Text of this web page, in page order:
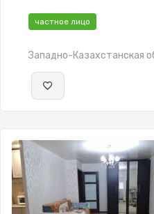
частное лицо
Западно-Казахстанская